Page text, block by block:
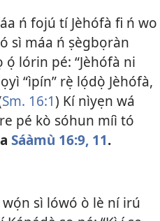
ń fojú tí Jèhófà fi ń wo
sì máa ń ṣègbọràn
lórin pé: “Jèhófà ni
“ìpín” rẹ̀ lọ́dọ̀ Jèhófà,
Sm. 16:1) Kí nìyẹn wá
pé kò sóhun míì tó
Sáàmù 16:​9, 11.
sì lówó ò lè ní irú